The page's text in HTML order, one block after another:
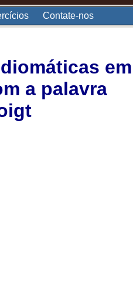
Contate-nos
em
a palavra